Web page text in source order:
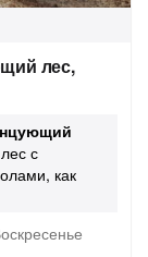
лес,
с
как